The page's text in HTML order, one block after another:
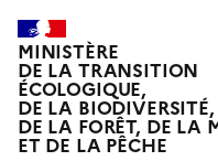
MINISTÈRE
DE LA TRANSITION
ÉCOLOGIQUE,
DE LA BIODIVERSITÉ,
DE LA FORÊT, DE LA
ET DE LA PÊCHE